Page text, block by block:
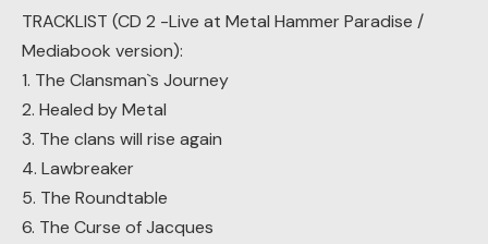
TRACKLIST (CD 2 -Live at Metal Hammer Paradise /
Mediabook version):
1. The Clansman`s Journey
2. Healed by Metal
3. The clans will rise again
4. Lawbreaker
5. The Roundtable
6. The Curse of Jacques